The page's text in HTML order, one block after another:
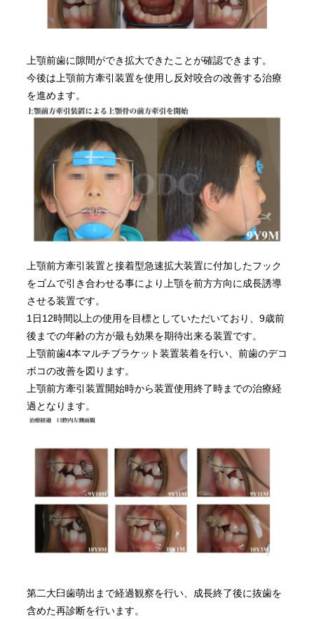
上顎前歯に隙間ができ拡大できたことが確認できます。
今後は上顎前方牽引装置を使用し反対咬合の改善する治療
を進めます。
上顎前方牽引装置と接着型急速拡大装置に付加したフック
をゴムで引き合わせる事により上顎を前方方向に成長誘導
させる装置です。
1日12時間以上の使用を目標としていただいており、9歳前
後までの年齢の方が最も効果を期待出来る装置です。
上顎前歯4本マルチブラケット装置装着を行い、前歯のデコ
ボコの改善を図ります。
上顎前方牽引装置開始時から装置使用終了時までの治療経
過となります。
第二大臼歯萌出まで経過観察を行い、成長終了後に抜歯を
含めた再診断を行います。